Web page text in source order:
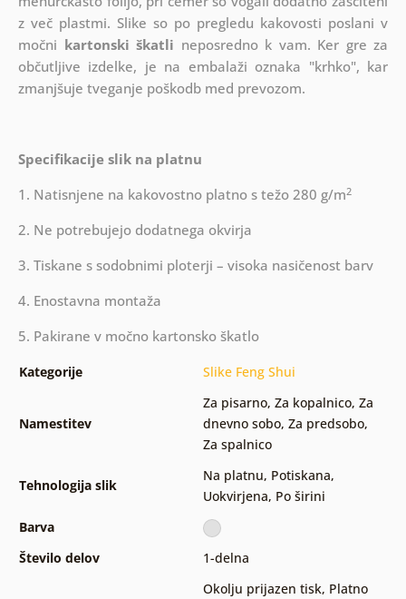
z več plastmi. Slike so po pregledu kakovosti poslani v
močni kartonski škatli neposredno k vam. Ker gre za
občutljive izdelke, je na embalaži oznaka "krhko", kar
zmanjšuje tveganje poškodb med prevozom.
Specifikacije slik na platnu
1. Natisnjene na kakovostno platno s težo 280 g/m2
2. Ne potrebujejo dodatnega okvirja
3. Tiskane s sodobnimi ploterji – visoka nasičenost barv
4. Enostavna montaža
5. Pakirane v močno kartonsko škatlo
Kategorije Slike Feng Shui
Namestitev
Za pisarno, Za kopalnico, Za
dnevno sobo, Za predsobo,
Za spalnico
Tehnologija slik
Na platnu, Potiskana,
Uokvirjena, Po širini
Barva
Število delov
1-delna
Okolju prijazen tisk, Platno